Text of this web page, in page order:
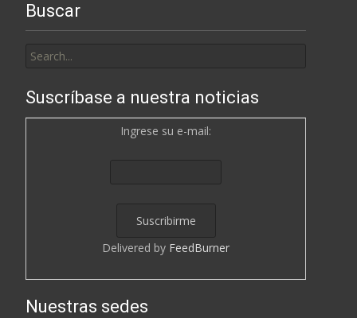
Buscar
for:
Suscríbase a nuestra noticias
Ingrese su e-mail:
Delivered by FeedBurner
Nuestras sedes